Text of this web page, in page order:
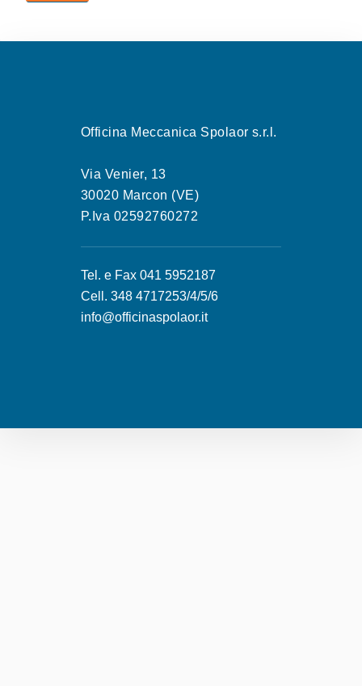
Officina Meccanica Spolaor s.r.l.
Via Venier, 13
30020 Marcon (VE)
P.Iva 02592760272
Tel. e Fax 041 5952187
Cell. 348 4717253/4/5/6
info@officinaspolaor.it